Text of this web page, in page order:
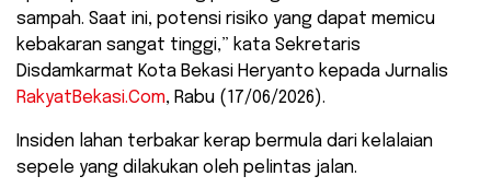
sampah. Saat ini, potensi risiko yang dapat memicu
kebakaran sangat tinggi,” kata Sekretaris
Disdamkarmat Kota Bekasi Heryanto kepada Jurnalis
RakyatBekasi.Com, Rabu (17/06/2026).
​Insiden lahan terbakar kerap bermula dari kelalaian
sepele yang dilakukan oleh pelintas jalan.